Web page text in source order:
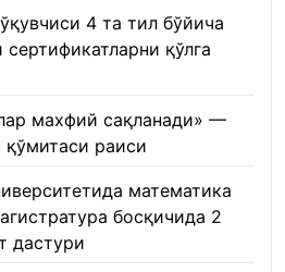
4 та тил бўйича
қўлга
махфий сақланади» —
раиси
математика
босқичида 2
дастури